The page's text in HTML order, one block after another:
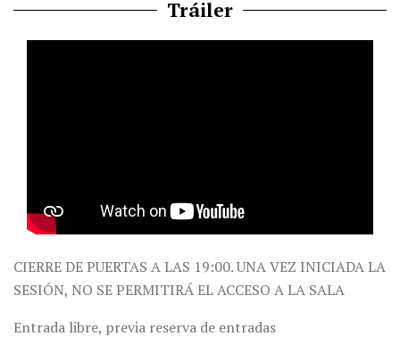
Tráiler
CIERRE DE PUERTAS A LAS 19:00. UNA VEZ INICIADA LA
SESIÓN, NO SE PERMITIRÁ EL ACCESO A LA SALA
Entrada libre, previa reserva de entradas